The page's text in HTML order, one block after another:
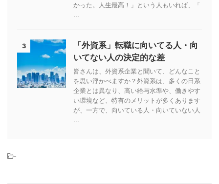
かった。人生最高！」という人もいれば、「
...
3
「外資系」転職に向いてる人・向
いてない人の決定的な差
皆さんは、外資系企業と聞いて、どんなこと
を思い浮かべますか？外資系は、多くの日系
企業とは異なり、高い給与水準や、働きやす
い環境など、特有のメリットが多くあります
が、一方で、向いている人・向いていない人
...
-